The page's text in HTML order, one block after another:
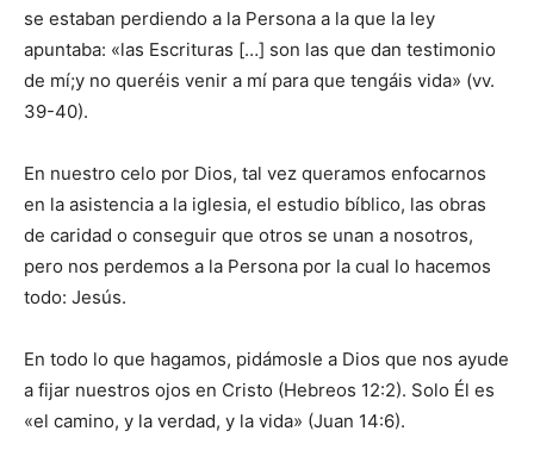
se estaban perdiendo a la Persona a la que la ley
apuntaba: «las Escrituras […] son las que dan testimonio
de mí;y no queréis venir a mí para que tengáis vida» (vv.
39-40).
En nuestro celo por Dios, tal vez queramos enfocarnos
en la asistencia a la iglesia, el estudio bíblico, las obras
de caridad o conseguir que otros se unan a nosotros,
pero nos perdemos a la Persona por la cual lo hacemos
todo: Jesús.
En todo lo que hagamos, pidámosle a Dios que nos ayude
a fijar nuestros ojos en Cristo (Hebreos 12:2). Solo Él es
«el camino, y la verdad, y la vida» (Juan 14:6).